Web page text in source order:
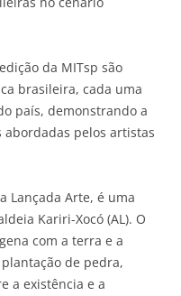
da MITsp são
brasileira, cada uma
país, demonstrando a
abordadas pelos artistas
Lançada Arte, é uma
Kariri-Xocó (AL). O
com a terra e a
de pedra,
a existência e a